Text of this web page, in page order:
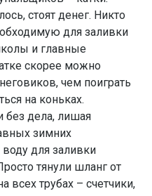
стоят денег. Никто
для заливки
и главные
скорее можно
чем поиграть
на коньках.
без дела, лишая
зимних
для заливки
тянули шланг от
всех трубах – счетчики,